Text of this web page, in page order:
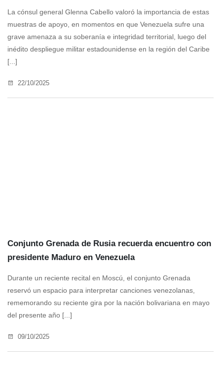
La cónsul general Glenna Cabello valoró la importancia de estas
muestras de apoyo, en momentos en que Venezuela sufre una
grave amenaza a su soberanía e integridad territorial, luego del
inédito despliegue militar estadounidense en la región del Caribe
[...]
22/10/2025
Conjunto Grenada de Rusia recuerda encuentro con
presidente Maduro en Venezuela
Durante un reciente recital en Moscú, el conjunto Grenada
reservó un espacio para interpretar canciones venezolanas,
rememorando su reciente gira por la nación bolivariana en mayo
del presente año [...]
09/10/2025